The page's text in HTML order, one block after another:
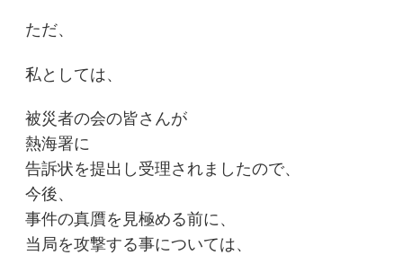
ただ、
私としては、
被災者の会の皆さんが
熱海署に
告訴状を提出し受理されましたので、
今後、
事件の真贋を見極める前に、
当局を攻撃する事については、